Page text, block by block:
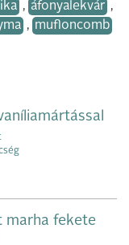
, áfonyalekvár ,
, mufloncomb
marha fekete